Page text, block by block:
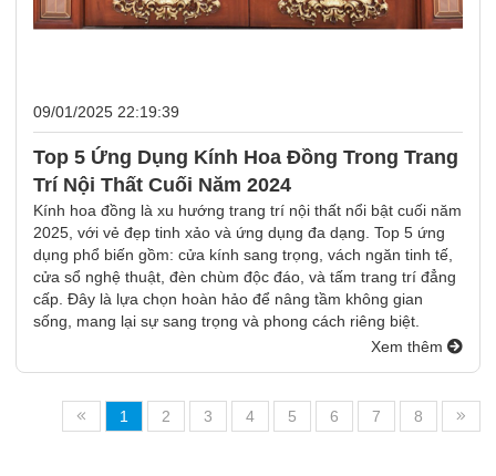
09/01/2025 22:19:39
Top 5 Ứng Dụng Kính Hoa Đồng Trong Trang
Trí Nội Thất Cuối Năm 2024
Kính hoa đồng là xu hướng trang trí nội thất nổi bật cuối năm
2025, với vẻ đẹp tinh xảo và ứng dụng đa dạng. Top 5 ứng
dụng phổ biến gồm: cửa kính sang trọng, vách ngăn tinh tế,
cửa sổ nghệ thuật, đèn chùm độc đáo, và tấm trang trí đẳng
cấp. Đây là lựa chọn hoàn hảo để nâng tầm không gian
sống, mang lại sự sang trọng và phong cách riêng biệt.
Xem thêm
1 2 3 4 5 6 7 8